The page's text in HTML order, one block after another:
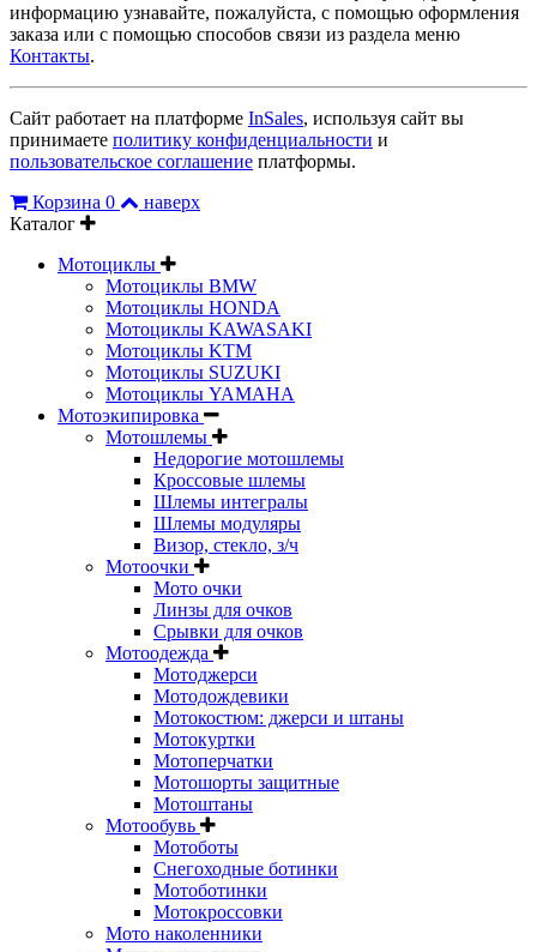
информацию узнавайте, пожалуйста, с помощью оформления
заказа или с помощью способов связи из раздела меню
Контакты.
Сайт работает на платформе InSales, используя сайт вы
принимаете политику конфиденциальности и
пользовательское соглашение платформы.
Корзина 0
наверх
Каталог
Мотоциклы
Мотоциклы BMW
Мотоциклы HONDA
Мотоциклы KAWASAKI
Мотоциклы KTM
Мотоциклы SUZUKI
Мотоциклы YAMAHA
Мотоэкипировка
Мотошлемы
Недорогие мотошлемы
Кроссовые шлемы
Шлемы интегралы
Шлемы модуляры
Визор, стекло, з/ч
Мотоочки
Мото очки
Линзы для очков
Срывки для очков
Мотоодежда
Мотоджерси
Мотодождевики
Мотокостюм: джерси и штаны
Мотокуртки
Мотоперчатки
Мотошорты защитные
Мотоштаны
Мотообувь
Мотоботы
Снегоходные ботинки
Мотоботинки
Мотокроссовки
Мото наколенники